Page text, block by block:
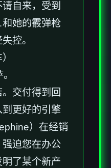
自来，受到
她的霰弹枪
控。
交付得到回
更好的引擎
）在经销
迫您在办公
了某个新产